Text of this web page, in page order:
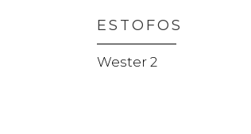
ESTOFOS
Wester 2